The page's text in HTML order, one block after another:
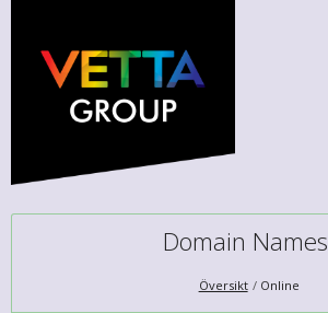
Domain Names
Översikt Online